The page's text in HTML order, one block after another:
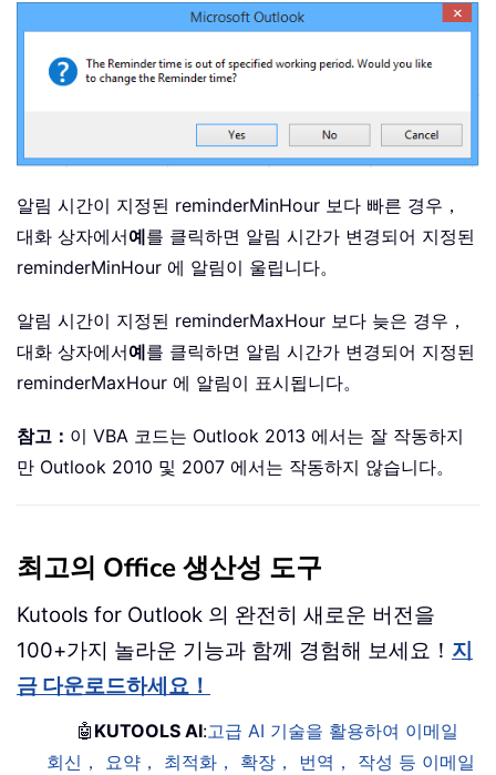
알림 시간이 지정된 reminderMinHour 보다 빠른 경우，
대화 상자에서예를 클릭하면 알림 시간가 변경되어 지정된
reminderMinHour 에 알림이 울립니다。
알림 시간이 지정된 reminderMaxHour 보다 늦은 경우，
대화 상자에서예를 클릭하면 알림 시간가 변경되어 지정된
reminderMaxHour 에 알림이 표시됩니다。
참고： 이 VBA 코드는 Outlook 2013 에서는 잘 작동하지
만 Outlook 2010 및 2007 에서는 작동하지 않습니다。
최고의 Office 생산성 도구
Kutools for Outlook 의 완전히 새로운 버전을
100+가지 놀라운 기능과 함께 경험해 보세요！ 지
금 다운로드하세요！
🤖 KUTOOLS AI:고급 AI 기술을 활용하여 이메일
회신， 요약， 최적화， 확장， 번역， 작성 등 이메일